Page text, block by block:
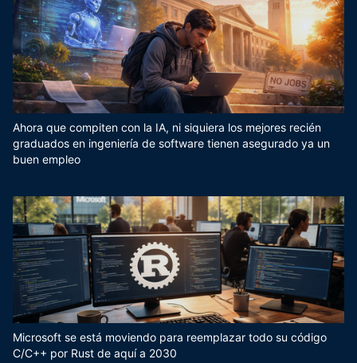
Ahora que compiten con la IA, ni siquiera los mejores recién
graduados en ingeniería de software tienen asegurado ya un
buen empleo
Microsoft se está moviendo para reemplazar todo su código
C/C++ por Rust de aquí a 2030